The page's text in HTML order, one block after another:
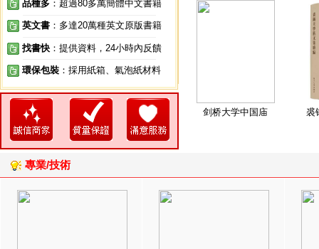
品種多 ：超過80多萬簡體中文書籍
英文書 ：多達20萬種英文原版書籍
找書快 ：提供資料，24小時內反饋
環保包裝 ：採用紙箱、氣泡紙材料
剑桥大学中国庙 裘
專業/技術